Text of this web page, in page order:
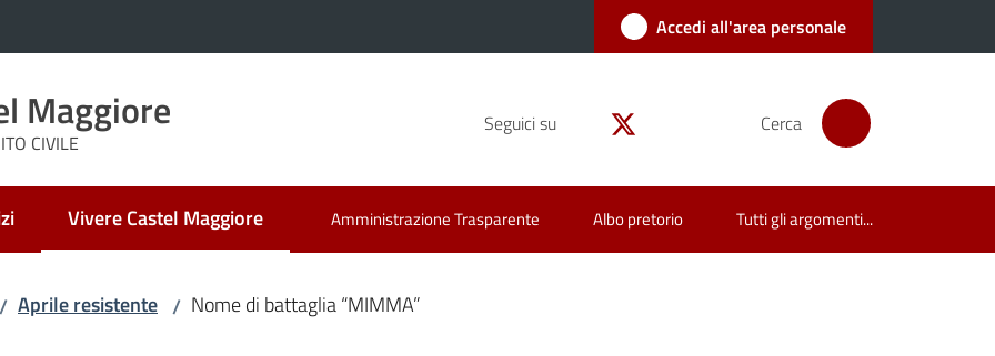
Accedi all'area personale
Maggiore
CIVILE
Seguici su Cerca
Vivere Castel Maggiore
Menu selezionato Amministrazione Trasparente Albo pretorio Tutti gli argomenti...
/ Aprile resistente / Nome di battaglia “MIMMA”